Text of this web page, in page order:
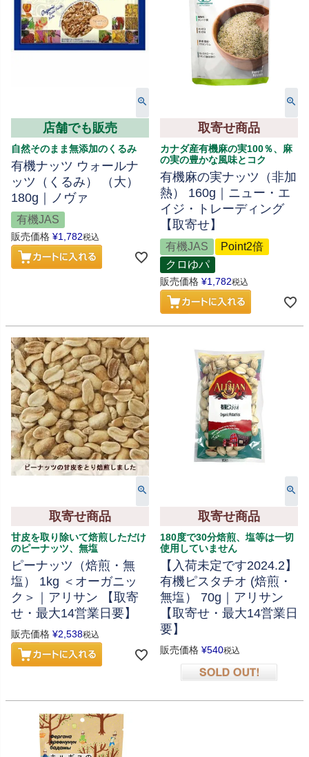
店舗でも販売
自然そのまま無添加のくるみ
有機ナッツ ウォールナ
ッツ（くるみ） （大）
180g｜ノヴァ
有機JAS
販売価格 ¥1,782税込
取寄せ商品
カナダ産有機麻の実100％、麻
の実の豊かな風味とコク
有機麻の実ナッツ（非加
熱） 160g｜ニュー・エ
イジ・トレーディング
【取寄せ】
有機JAS
Point2倍
クロゆパ
販売価格 ¥1,782税込
取寄せ商品
甘皮を取り除いて焙煎しただけ
のピーナッツ、無塩
ピーナッツ（焙煎・無
塩） 1kg ＜オーガニッ
ク＞｜アリサン 【取寄
せ・最大14営業日要】
販売価格 ¥2,538税込
取寄せ商品
180度で30分焙煎、塩等は一切
使用していません
【入荷未定です2024.2】
有機ピスタチオ (焙煎・
無塩） 70g｜アリサン
【取寄せ・最大14営業日
要】
販売価格 ¥540税込